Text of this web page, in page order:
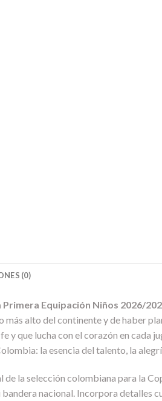
(0)
Equipación Niños 2026/
más alto del continente y de haber
y que lucha con el corazón en cada
la esencia del talento, la
de la selección colombiana para la
nacional. Incorpora detalles